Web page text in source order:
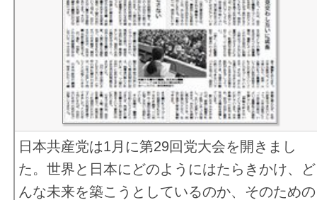
日本共産党は1月に第29回党大会を開きまし
た。世界と日本にどのようにはたらきかけ、ど
んな未来を築こうとしているのか、そのための